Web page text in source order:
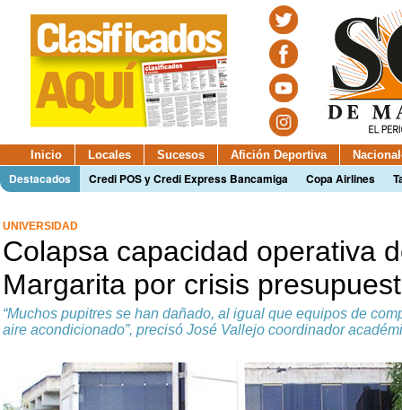
Inicio Locales Sucesos Afición Deportiva
Destacados Credi POS y Credi Express Bancamiga Copa Airlines
UNIVERSIDAD
Colapsa capacidad operativa
Margarita por crisis
“Muchos pupitres se han dañado, al igual que equipos de
aire acondicionado”, precisó José Vallejo coordinador